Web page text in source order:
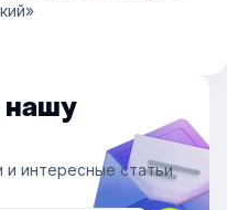
нашу
и интересные статьи